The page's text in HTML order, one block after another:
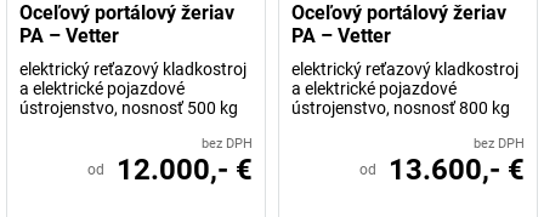
Oceľový portálový žeriav
PA – Vetter
elektrický reťazový kladkostroj
a elektrické pojazdové
ústrojenstvo, nosnosť 500 kg
bez DPH
od 12.000,- €
Oceľový portálový žeriav
PA – Vetter
elektrický reťazový kladkostroj
a elektrické pojazdové
ústrojenstvo, nosnosť 800 kg
bez DPH
od 13.600,- €